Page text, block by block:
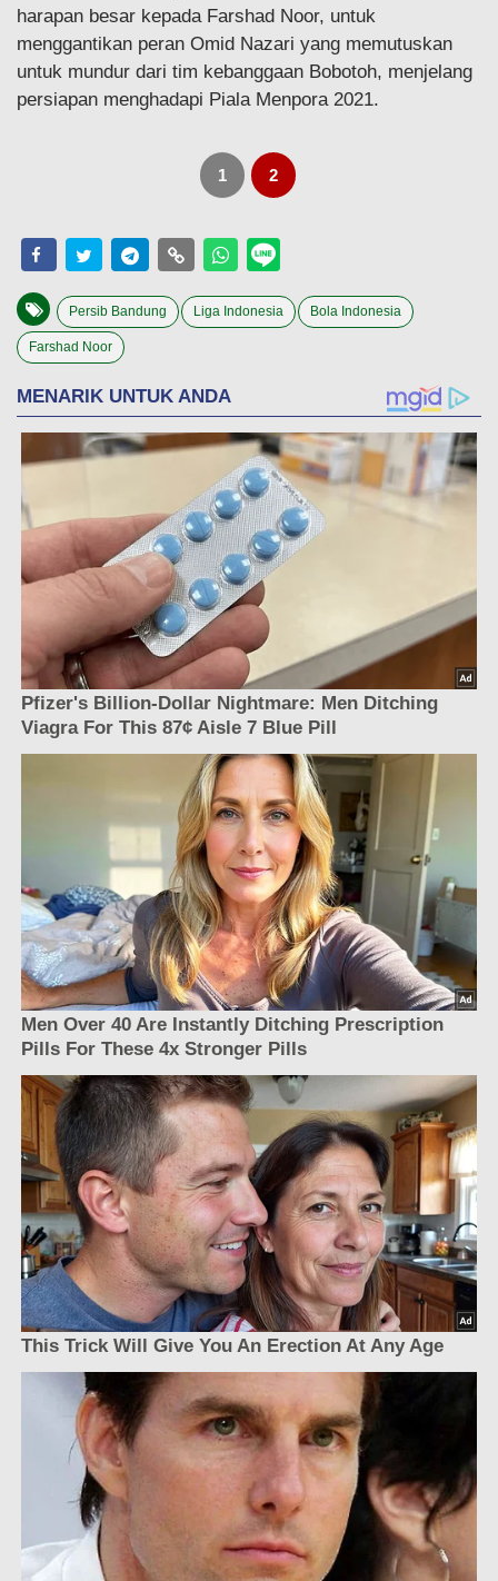
harapan besar kepada Farshad Noor, untuk
menggantikan peran Omid Nazari yang memutuskan
untuk mundur dari tim kebanggaan Bobotoh, menjelang
persiapan menghadapi Piala Menpora 2021.
1 2
Persib Bandung Liga Indonesia Bola Indonesia
Farshad Noor